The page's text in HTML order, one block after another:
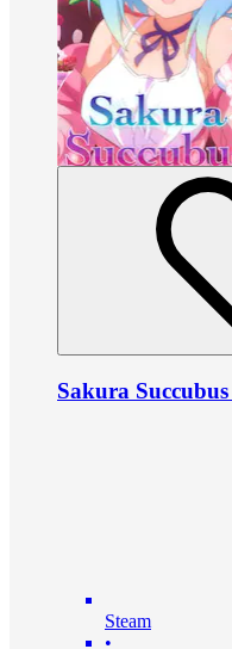
Sakura
Steam
•